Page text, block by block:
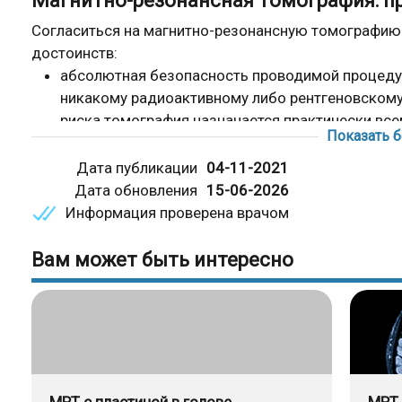
Согласиться на магнитно-резонансную
достоинств:
абсолютная безопасность проводимой
никакому радиоактивному либо
риска томография назначается практически
вывод итогового изображения в 3D-формате.
полную картину состояния органов и тканей,
новообразования, если таковые присутствуют
результат выдается как на цифровом
неинвазивность магнитно-резонансного
собой способ исследования, при котором не
пациента: метод не требует ввода препаратов и
отсутствие подготовительного процесса к
определенные рекомендации перед
оперативность получения результатов
Показать
Дата публикации 04-11-2021
Дата обновления 15-06-2026
Информация проверена врачом
Вам может быть интересно